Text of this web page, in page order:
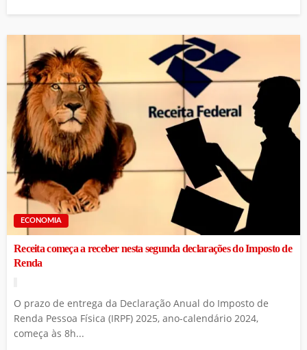
ECONOMIA
Receita começa a receber nesta segunda declarações do Imposto de
Renda
O prazo de entrega da Declaração Anual do Imposto de
Renda Pessoa Física (IRPF) 2025, ano-calendário 2024,
começa às 8h...